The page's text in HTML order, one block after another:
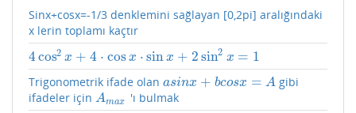
Sinx+cosx=-1/3 denklemini sağlayan [0,2pi] aralığındaki
x lerin toplamı kaçtır
4cos2 x + 4 ⋅ cosx ⋅ sin x + 2sin2 x = 1
4cos2x +4⋅cos x sinx+2 sin2x= 1
Trigonometrik ifade olan asinx + bcosx = A
asinx+ bcosx=A
gibi
ifadeler için Amax
Amax 'ı bulmak